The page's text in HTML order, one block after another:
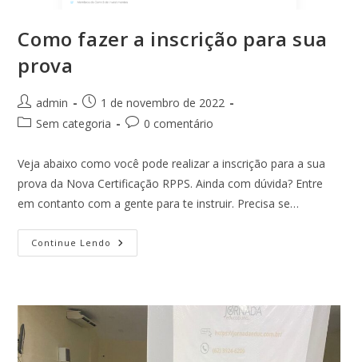
Como fazer a inscrição para sua
prova
Autor
do
admin
Post
publicado:
1 de novembro de 2022
Categoria
post:
Sem categoria
Comentários
post:
0 comentário
Veja abaixo como você pode realizar a inscrição para a sua
prova da Nova Certificação RPPS. Ainda com dúvida? Entre
em contanto com a gente para te instruir. Precisa se…
Continue Lendo Como
Fazer
Prova